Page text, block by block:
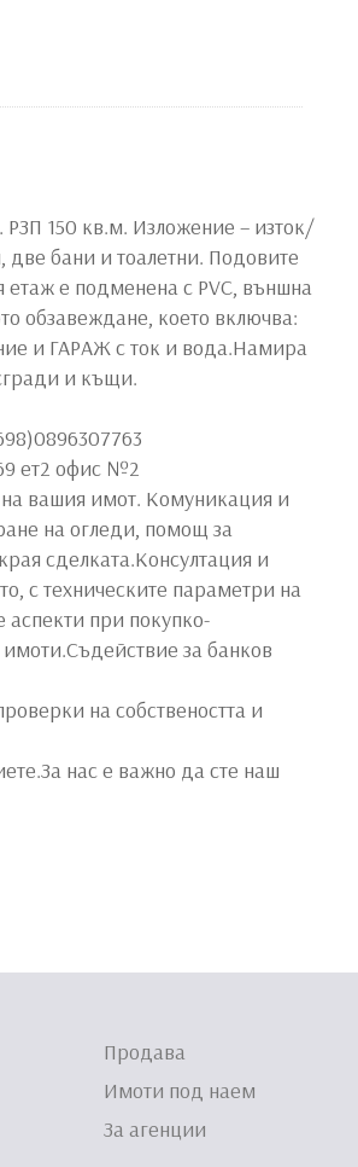
150 кв.м. Изложение – изток/
две бани и тоалетни. Подовите
етаж е подменена с PVC, външна
обзавеждане, което включва:
и ГАРАЖ с ток и вода.Намира
и къщи.
ет2 офис №2
вашия имот. Комуникация и
на огледи, помощ за
сделката.Консултация и
с техническите параметри на
при покупко-
за банков
на собствеността и
нас е важно да сте наш
Продава
Имоти под наем
За агенции